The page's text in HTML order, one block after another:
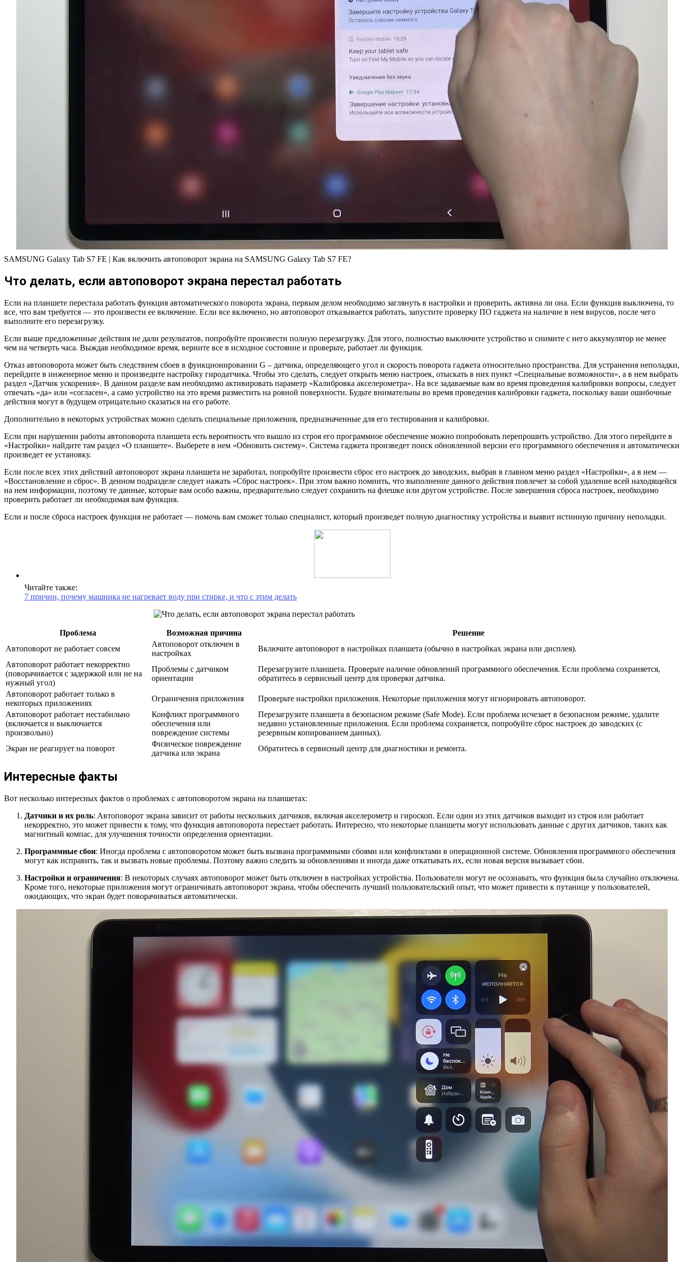
SAMSUNG Galaxy Tab S7 FE | Как включить автоповорот экрана на SAMSUNG Galaxy Tab S7 FE?
Что делать, если автоповорот экрана перестал работать
Если на планшете перестала работать функция автоматического поворота экрана, первым делом необходимо заглянуть в настройки и проверить, активна ли она. Если функция выключена, то
все, что вам требуется — это произвести ее включение. Если все включено, но автоповорот отказывается работать, запустите проверку ПО гаджета на наличие в нем вирусов, после чего
выполните его перезагрузку.
Если выше предложенные действия не дали результатов, попробуйте произвести полную перезагрузку. Для этого, полностью выключите устройство и снимите с него аккумулятор не менее
чем на четверть часа. Выждав необходимое время, верните все в исходное состояние и проверьте, работает ли функция.
Отказ автоповорота может быть следствием сбоев в функционировании G – датчика, определяющего угол и скорость поворота гаджета относительно пространства. Для устранения неполадки,
перейдите в инженерное меню и произведите настройку гиродатчика. Чтобы это сделать, следует открыть меню настроек, отыскать в них пункт «Специальные возможности», а в нем выбрать
раздел «Датчик ускорения». В данном разделе вам необходимо активировать параметр «Калибровка акселерометра». На все задаваемые вам во время проведения калибровки вопросы, следует
отвечать «да» или «согласен», а само устройство на это время разместить на ровной поверхности. Будьте внимательны во время проведения калибровки гаджета, поскольку ваши ошибочные
действия могут в будущем отрицательно сказаться на его работе.
Дополнительно в некоторых устройствах можно сделать специальные приложения, предназначенные для его тестирования и калибровки.
Если при нарушении работы автоповорота планшета есть вероятность что вышло из строя его программное обеспечение можно попробовать перепрошить устройство. Для этого перейдите в
«Настройки» найдите там раздел «О планшете». Выберете в нем «Обновить систему». Система гаджета произведет поиск обновленной версии его программного обеспечения и автоматически
произведет ее установку.
Если после всех этих действий автоповорот экрана планшета не заработал, попробуйте произвести сброс его настроек до заводских, выбрав в главном меню раздел «Настройки», а в нем —
«Восстановление и сброс». В денном подразделе следует нажать «Сброс настроек». При этом важно помнить, что выполнение данного действия повлечет за собой удаление всей находящейся
на нем информации, поэтому те данные, которые вам особо важны, предварительно следует сохранить на флешке или другом устройстве. После завершения сброса настроек, необходимо
проверить работает ли необходимая вам функция.
Если и после сброса настроек функция не работает — помочь вам сможет только специалист, который произведет полную диагностику устройства и выявит истинную причину неполадки.
Читайте также:
7 причин, почему машинка не нагревает воду при стирке, и что с этим делать
Проблема Возможная причина
Решение
Автоповорот не работает совсем
Автоповорот отключен в
настройках
Включите автоповорот в настройках планшета (обычно в настройках экрана или дисплея).
Автоповорот работает некорректно
(поворачивается с задержкой или не на
нужный угол)
Проблемы с датчиком
ориентации
Перезагрузите планшета. Проверьте наличие обновлений программного обеспечения. Если проблема сохраняется,
обратитесь в сервисный центр для проверки датчика.
Автоповорот работает только в
некоторых приложениях
Ограничения приложения
Проверьте настройки приложения. Некоторые приложения могут игнорировать автоповорот.
Автоповорот работает нестабильно
(включается и выключается
произвольно)
Конфликт программного
обеспечения или
повреждение системы
Перезагрузите планшета в безопасном режиме (Safe Mode). Если проблема исчезает в безопасном режиме, удалите
недавно установленные приложения. Если проблема сохраняется, попробуйте сброс настроек до заводских (с
резервным копированием данных).
Экран не реагирует на поворот
Физическое повреждение
датчика или экрана
Обратитесь в сервисный центр для диагностики и ремонта.
Интересные факты
Вот несколько интересных фактов о проблемах с автоповоротом экрана на планшетах:
Датчики и их роль: Автоповорот экрана зависит от работы нескольких датчиков, включая акселерометр и гироскоп. Если один из этих датчиков выходит из строя или работает
некорректно, это может привести к тому, что функция автоповорота перестает работать. Интересно, что некоторые планшеты могут использовать данные с других датчиков, таких как
магнитный компас, для улучшения точности определения ориентации.
Программные сбои: Иногда проблема с автоповоротом может быть вызвана программными сбоями или конфликтами в операционной системе. Обновления программного обеспечения
могут как исправить, так и вызвать новые проблемы. Поэтому важно следить за обновлениями и иногда даже откатывать их, если новая версия вызывает сбои.
Настройки и ограничения: В некоторых случаях автоповорот может быть отключен в настройках устройства. Пользователи могут не осознавать, что функция была случайно отключена.
Кроме того, некоторые приложения могут ограничивать автоповорот экрана, чтобы обеспечить лучший пользовательский опыт, что может привести к путанице у пользователей,
ожидающих, что экран будет поворачиваться автоматически.